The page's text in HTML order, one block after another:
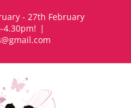
- 27th February
4.30pm! |